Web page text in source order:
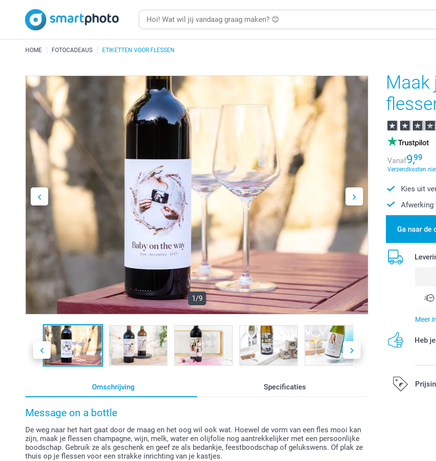
HOME FOTOCADEAUS ETIKETTEN VOOR FLESSEN
1/9
Omschrijving Specificaties
Message on a bottle
De weg naar het hart gaat door de maag en het oog wil ook wat. Hoewel de vorm van een fles mooi kan
zijn, maak je flessen champagne, wijn, melk, water en olijfolie nog aantrekkelijker met een persoonlijke
boodschap. Gebruik ze als geschenk en geef ze als bedankje, feestboodschap of gelukswens. Of plak ze
thuis op je flessen voor een strakke inrichting van je kastjes.
Maak
Vanaf9,99
Verzendkosten
Kies uit
Afwerking
Ga naar de
Meer
Heb